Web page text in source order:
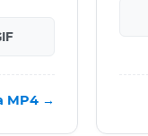
MP4 →